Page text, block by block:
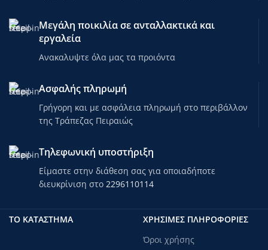
Μεγάλη ποικιλία σε ανταλλακτικά και
εργαλεία
Ανακαλυψτε όλα μας τα προιόντα
Ασφαλής πληρωμή
Γρήγορη και με ασφάλεια πληρωμή στο περιβάλλον
της Τράπεζας Πειραιώς
Τηλεφωνική υποστήριξη
Είμαστε στην διάθεση σας για οποιαδήποτε
διευκρίνιση στο 2296110114
ΤΟ ΚΑΤΑΣΤΗΜΑ
ΧΡΗΣΙΜΕΣ ΠΛΗΡΟΦΟΡΙΕΣ
Όροι χρήσης